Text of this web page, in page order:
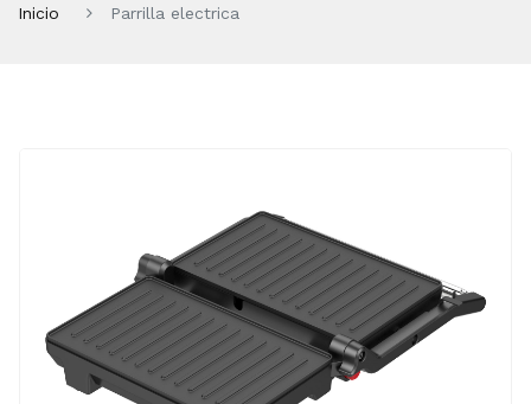
Inicio Parrilla electrica